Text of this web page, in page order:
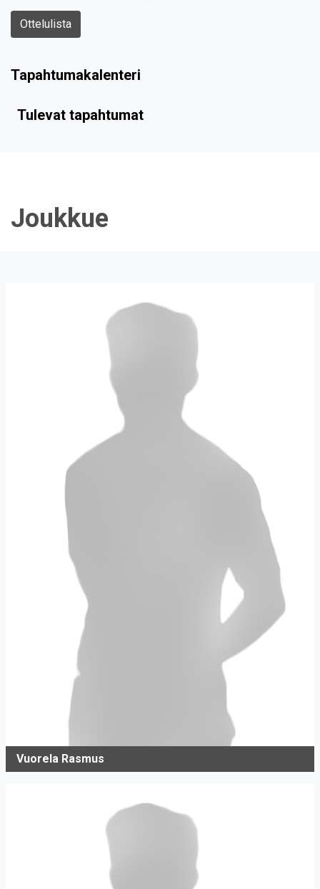
Ottelulista
Tapahtumakalenteri
Tulevat tapahtumat
Joukkue
Vuorela Rasmus